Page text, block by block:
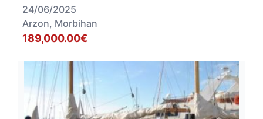
24/06/2025
Arzon, Morbihan
189,000.00€